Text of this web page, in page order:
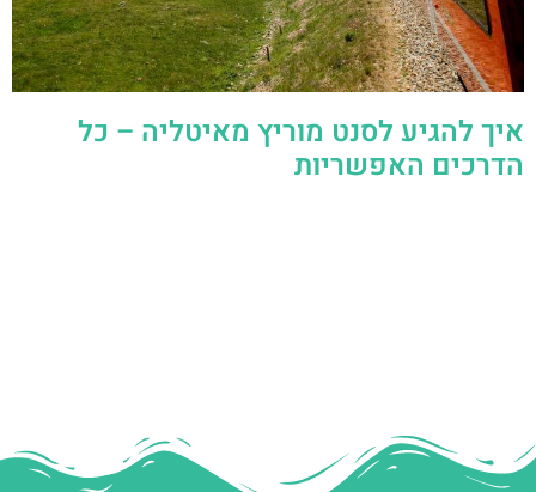
איך להגיע לסנט מוריץ מאיטליה – כל
הדרכים האפשריות